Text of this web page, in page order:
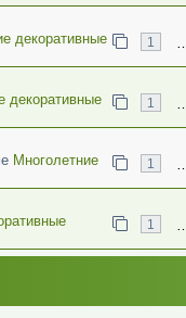
1
декоративные
1
декоративные
1
Многолетние
1